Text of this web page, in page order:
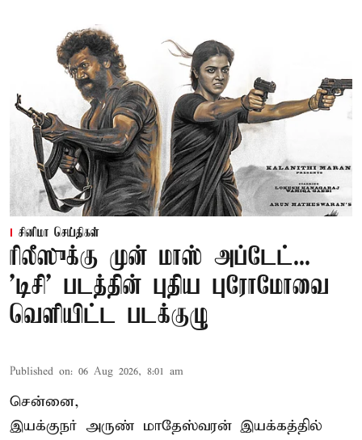
சினிமா செய்திகள்
ரிலீஸுக்கு முன் மாஸ் அப்டேட்...
'டிசி' படத்தின் புதிய புரோமோவை
வெளியிட்ட படக்குழு
Published on: 06 Aug 2026, 8:01 am
சென்னை,
இயக்குநர் அருண் மாதேஸ்வரன் இயக்கத்தில்